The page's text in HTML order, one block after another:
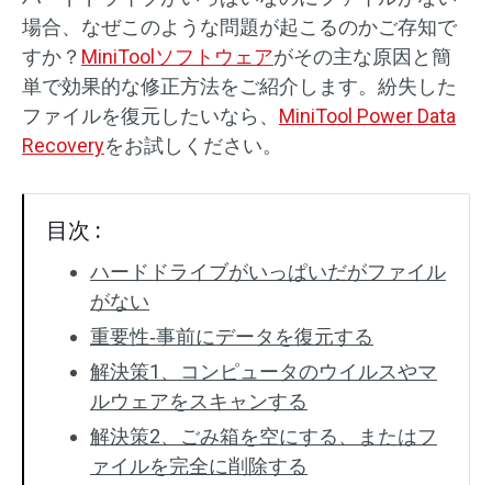
場合、なぜこのような問題が起こるのかご存知で
すか？ MiniToolソフトウェアがその主な原因と簡
単で効果的な修正方法をご紹介します。紛失した
ファイルを復元したいなら、 MiniTool Power Data
Recoveryをお試しください。
目次 :
ハードドライブがいっぱいだがファイル
がない
重要性‐事前にデータを復元する
解決策1、コンピュータのウイルスやマ
ルウェアをスキャンする
解決策2、ごみ箱を空にする、またはフ
ァイルを完全に削除する